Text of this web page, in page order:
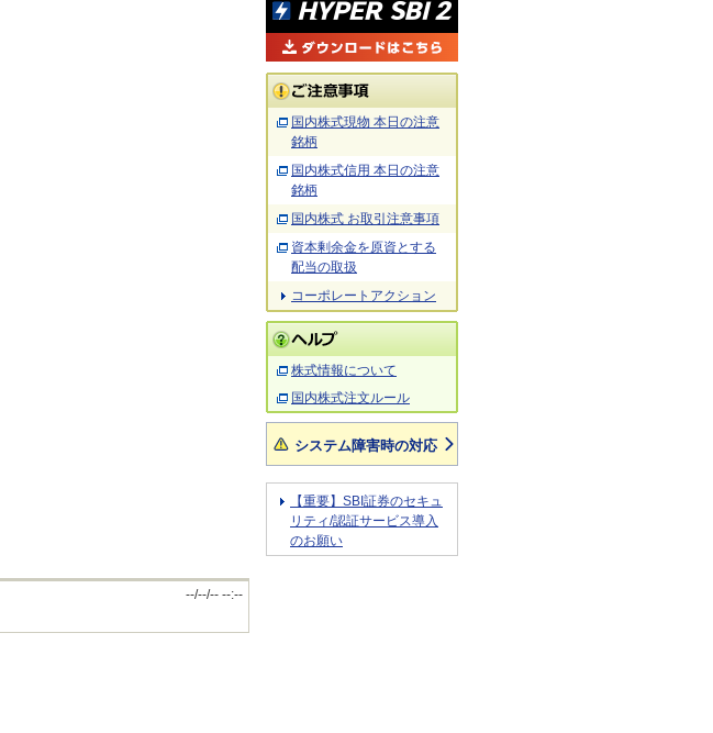
--/--/-- --:--
国内株式現物 本日の注意
銘柄
国内株式信用 本日の注意
銘柄
国内株式 お取引注意事項
資本剰余金を原資とする
配当の取扱
コーポレートアクション
株式情報について
国内株式注文ルール
システム障害時の対応
【重要】SBI証券のセキュ
リティ/認証サービス導入
のお願い